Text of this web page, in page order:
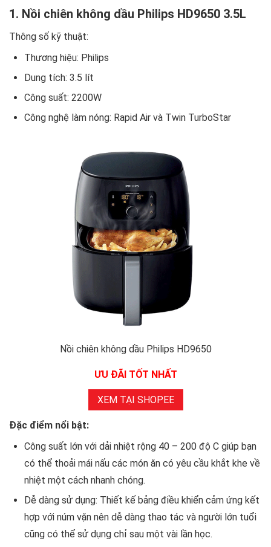
1. Nồi chiên không dầu Philips HD9650 3.5L
Thông số kỹ thuật:
Thương hiệu: Philips
Dung tích: 3.5 lít
Công suất: 2200W
Công nghệ làm nóng: Rapid Air và Twin TurboStar
Nồi chiên không dầu Philips HD9650
ƯU ĐÃI TỐT NHẤT
XEM TẠI SHOPEE
Đặc điểm nổi bật:
Công suất lớn với dải nhiệt rộng 40 – 200 độ C giúp bạn
có thể thoải mái nấu các món ăn có yêu cầu khắt khe về
nhiệt một cách nhanh chóng.
Dễ dàng sử dụng: Thiết kế bảng điều khiển cảm ứng kết
hợp với núm vặn nên dễ dàng thao tác và người lớn tuổi
cũng có thể sử dụng chỉ sau một vài lần học.